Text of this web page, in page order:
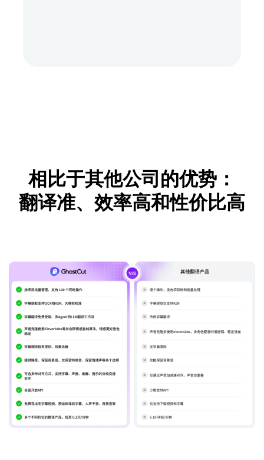
相比于其他公司的优势：
翻译准、效率高和性价比高